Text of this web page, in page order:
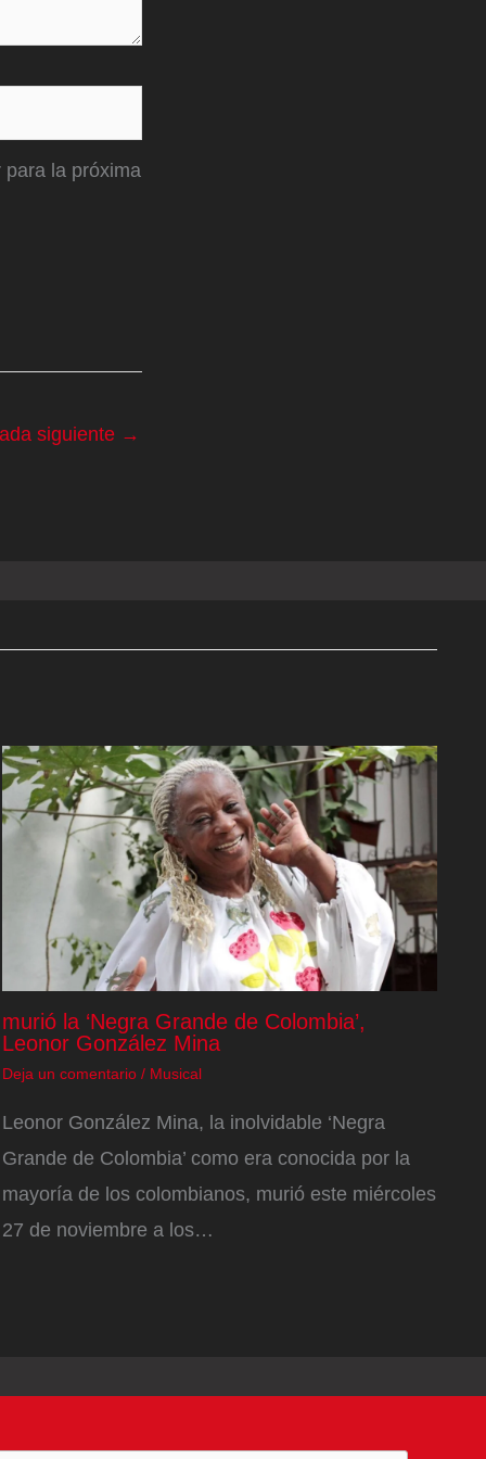
la próxima
siguiente →
murió la ‘Negra Grande de Colombia’,
Leonor González Mina
Deja un comentario / Musical
Leonor González Mina, la inolvidable ‘Negra
Grande de Colombia’ como era conocida por la
mayoría de los colombianos, murió este miércoles
27 de noviembre a los…